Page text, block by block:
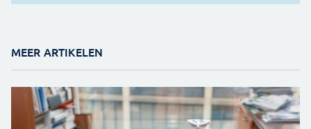
MEER ARTIKELEN